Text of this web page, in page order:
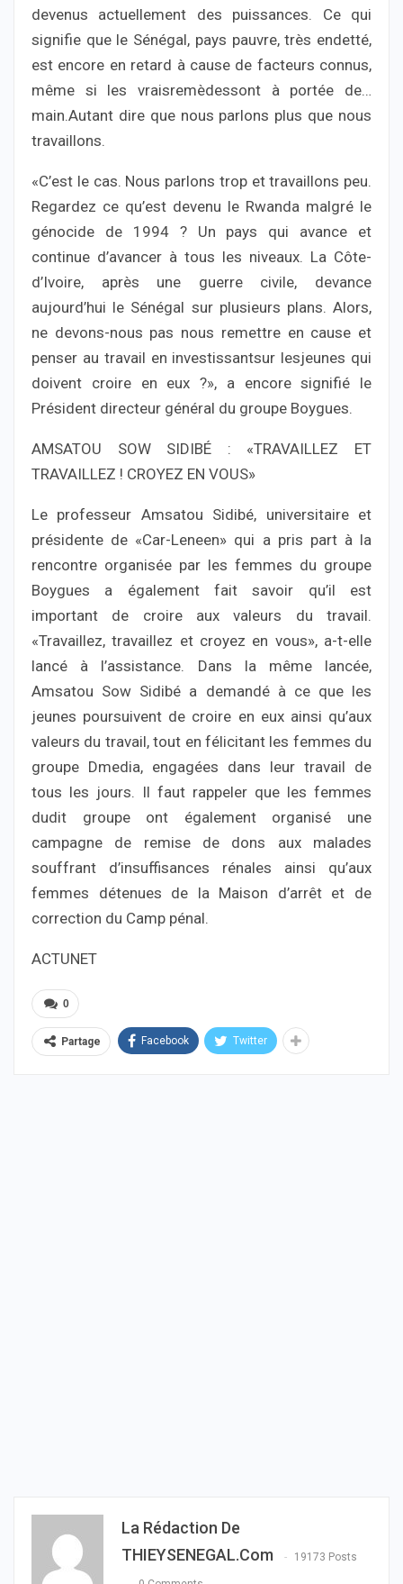
devenus actuellement des puissances. Ce qui
signifie que le Sénégal, pays pauvre, très endetté,
est encore en retard à cause de facteurs connus,
même si les vraisremèdessont à portée de…
main.Autant dire que nous parlons plus que nous
travaillons.
«C’est le cas. Nous parlons trop et travaillons peu.
Regardez ce qu’est devenu le Rwanda malgré le
génocide de 1994 ? Un pays qui avance et
continue d’avancer à tous les niveaux. La Côte-
d’Ivoire, après une guerre civile, devance
aujourd’hui le Sénégal sur plusieurs plans. Alors,
ne devons-nous pas nous remettre en cause et
penser au travail en investissantsur lesjeunes qui
doivent croire en eux ?», a encore signifié le
Président directeur général du groupe Boygues.
AMSATOU SOW SIDIBÉ : «TRAVAILLEZ ET
TRAVAILLEZ ! CROYEZ EN VOUS»
Le professeur Amsatou Sidibé, universitaire et
présidente de «Car-Leneen» qui a pris part à la
rencontre organisée par les femmes du groupe
Boygues a également fait savoir qu’il est
important de croire aux valeurs du travail.
«Travaillez, travaillez et croyez en vous», a-t-elle
lancé à l’assistance. Dans la même lancée,
Amsatou Sow Sidibé a demandé à ce que les
jeunes poursuivent de croire en eux ainsi qu’aux
valeurs du travail, tout en félicitant les femmes du
groupe Dmedia, engagées dans leur travail de
tous les jours. Il faut rappeler que les femmes
dudit groupe ont également organisé une
campagne de remise de dons aux malades
souffrant d’insuffisances rénales ainsi qu’aux
femmes détenues de la Maison d’arrêt et de
correction du Camp pénal.
ACTUNET
0
Partage Facebook Twitter
La Rédaction De
THIEYSENEGAL.com
19173 Posts